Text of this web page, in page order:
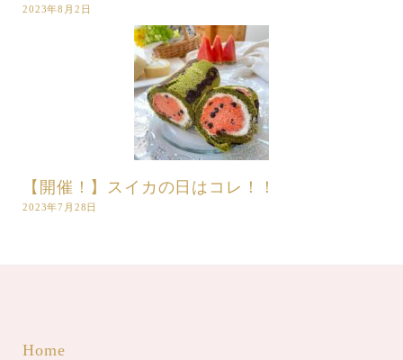
2023年8月2日
【開催！】スイカの日はコレ！！
2023年7月28日
Home